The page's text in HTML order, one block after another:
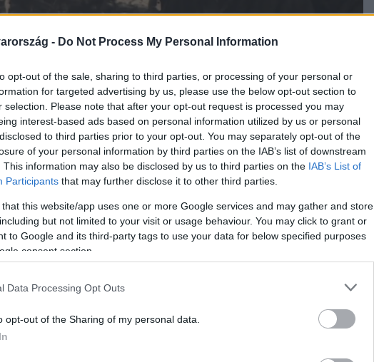
- Do Not Process My Personal Information
opt-out of the sale, sharing to third parties, or processing of your personal or
for targeted advertising by us, please use the below opt-out section to
selection. Please note that after your opt-out request is processed you may
interest-based ads based on personal information utilized by us or personal
to third parties prior to your opt-out. You may separately opt-out of the
of your personal information by third parties on the IAB’s list of downstream
This information may also be disclosed by us to third parties on the IAB’s List of
Participants that may further disclose it to other third parties.
that this website/app uses one or more Google services and may gather and store
but not limited to your visit or usage behaviour. You may click to grant or
to Google and its third-party tags to use your data for below specified purposes
consent section.
Data Processing Opt Outs
opt-out of the Sharing of my personal data.
Link másolása
Múzeum új kiállítása. Láthatják
és Martin Munkácsi fotóit. A képkészítés
Mélység/élesség.